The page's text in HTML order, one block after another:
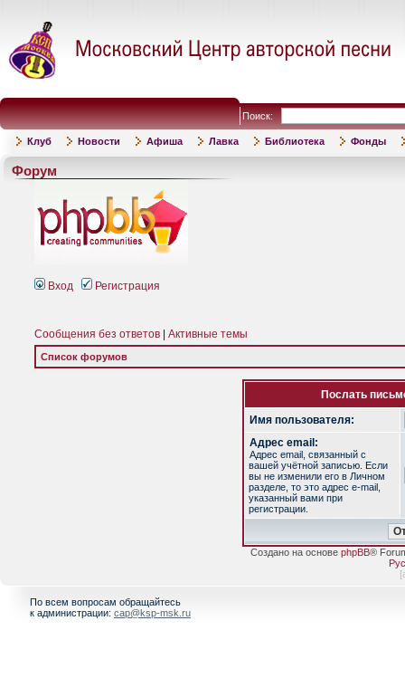
Поиск:
Клуб Новости Афиша Лавка Библиотека Фонды
Форум
Вход Регистрация
Сообщения без ответов Активные темы
Список форумов
Послать
Имя пользователя:
Адрес email:
Адрес email, связанный с
вашей учётной записью. Если
вы не изменили его в Личном
разделе, то это адрес e-mail,
указанный вами при
регистрации.
Создано на основе phpBB®
[
По всем вопросам обращайтесь
к администрации: cap@ksp-msk.ru